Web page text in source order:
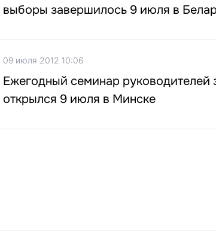
выборы завершилось 9 июля в
09 июля 2012 10:06
Ежегодный семинар руководителей
открылся 9 июля в Минске